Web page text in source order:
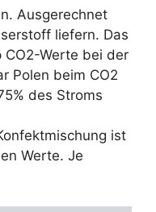
Ausgerechnet
liefern. Das
Werte bei der
Polen beim CO2
des Stroms
ist
Werte. Je